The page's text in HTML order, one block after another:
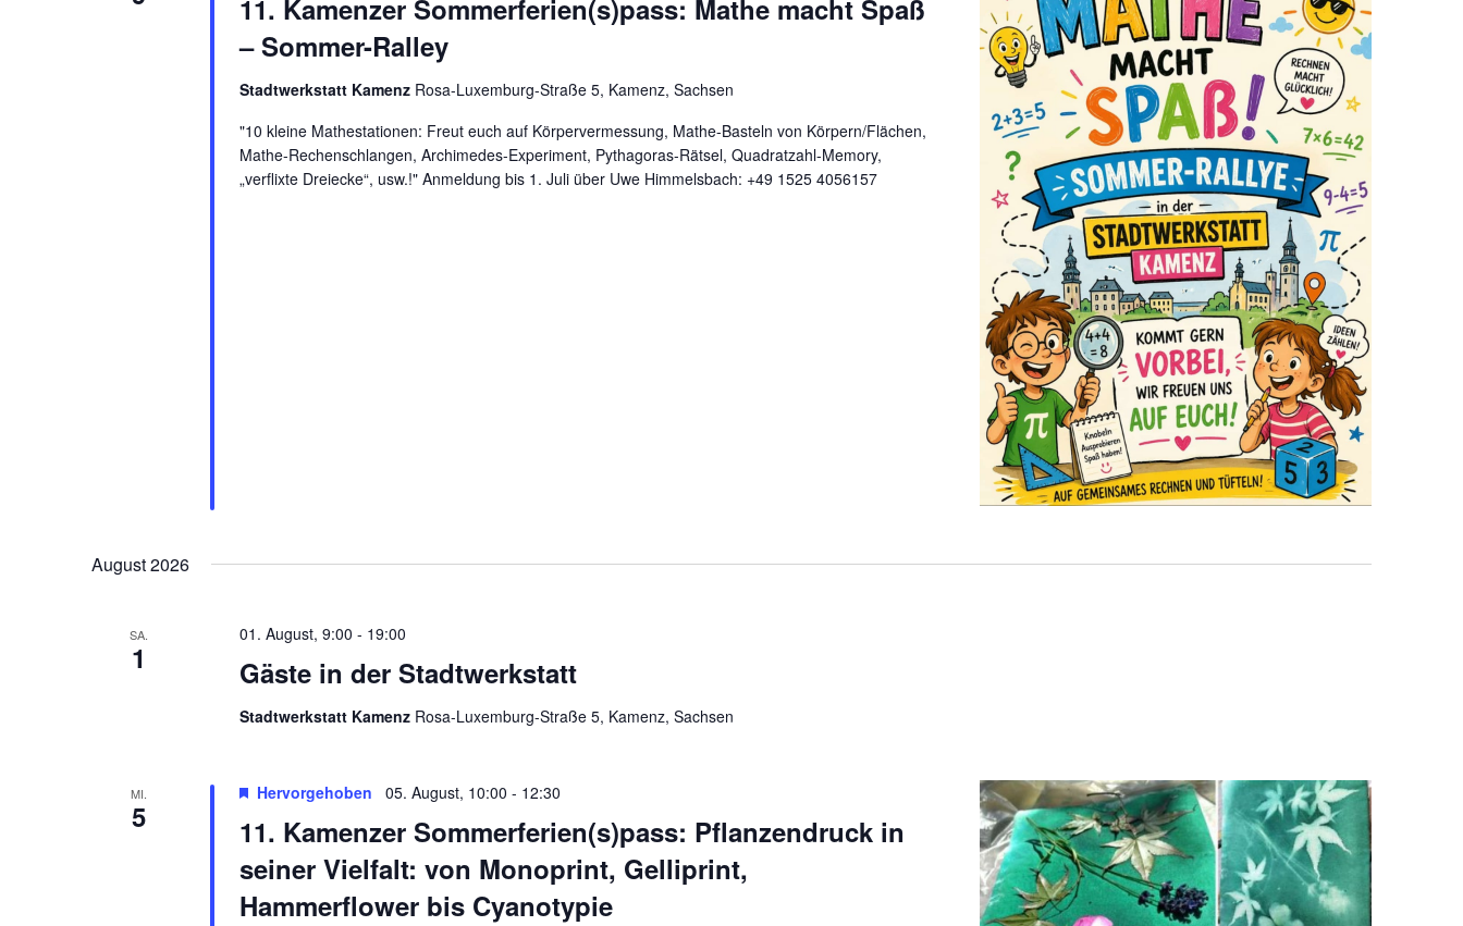
11. Kamenzer Sommerferien(s)pass: Mathe macht Spaß
– Sommer-Ralley
Stadtwerkstatt Kamenz Rosa-Luxemburg-Straße 5, Kamenz, Sachsen
"10 kleine Mathestationen: Freut euch auf Körpervermessung, Mathe-Basteln von Körpern/Flächen,
Mathe-Rechenschlangen, Archimedes-Experiment, Pythagoras-Rätsel, Quadratzahl-Memory,
„verflixte Dreiecke“, usw.!" Anmeldung bis 1. Juli über Uwe Himmelsbach: +49 1525 4056157
August 2026
SA.
1 Gäste in der Stadtwerkstatt
01. August, 9:00 - 19:00
Stadtwerkstatt Kamenz Rosa-Luxemburg-Straße 5, Kamenz, Sachsen
MI.
5
11. Kamenzer Sommerferien(s)pass: Pflanzendruck in
seiner Vielfalt: von Monoprint, Gelliprint,
Hammerflower bis Cyanotypie
Hervorgehoben 05. August, 10:00 - 12:30